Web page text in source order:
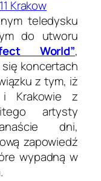
teledysku
do utworu
World”,
się koncertach
z tym, iż
Krakowie z
artysty
dni,
zapowiedź
wypadną w